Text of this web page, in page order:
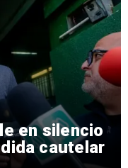
en silencio
cautelar